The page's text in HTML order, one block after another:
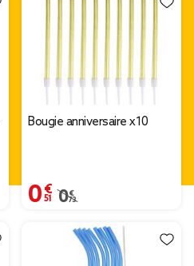
Bougie anniversaire x10
0,51 €
Prix remisé de 0,73 € à
0,73 €